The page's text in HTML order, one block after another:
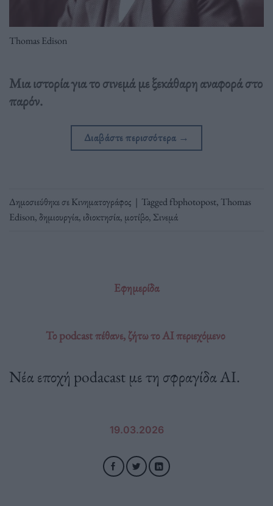
Thomas Edison
Μια ιστορία για το σινεμά με ξεκάθαρη αναφορά στο
παρόν.
Διαβάστε περισσότερα →
Δημοσιεύθηκε σεΚινηματογράφος | Taggedfbphotopost, Thomas
Edison,δημιουργία, ιδιοκτησία, μοτίβο, Σινεμά
Εφημερίδα
Το podcast πέθανε, ζήτω το AI περιεχόμενο
Νέα εποχή podacast με τη σφραγίδα AI.
19.03.2026